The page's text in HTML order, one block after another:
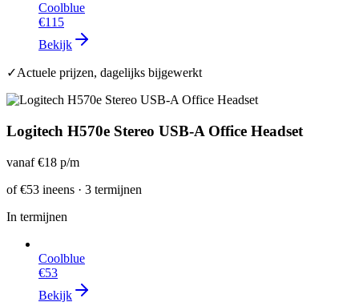
Coolblue
€115
Bekijk
✓Actuele prijzen, dagelijks bijgewerkt
Logitech H570e Stereo USB-A Office Headset
vanaf€18 p/m
of€53 ineens · 3 termijnen
In termijnen
Coolblue
€53
Bekijk